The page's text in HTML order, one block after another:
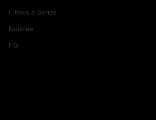
Filmes e Series
Noticias
FG